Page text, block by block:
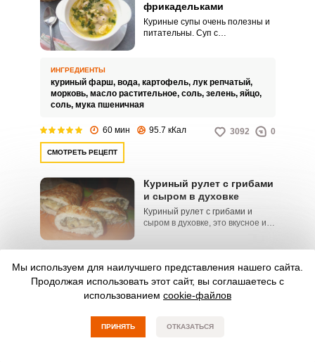
фрикадельками
Куриные супы очень полезны и
питательны. Суп с
любят не только взрослые, но и
дети.
ИНГРЕДИЕНТЫ
куриный фарш, вода, картофель, лук репчатый,
морковь, масло растительное, соль, зелень, яйцо,
соль, мука пшеничная
60 мин 95.7 кКал 3092 0
СМОТРЕТЬ РЕЦЕПТ
Куриный рулет с грибами
и сыром в духовке
Куриный рулет с грибами и
сыром в духовке, это вкусное и
употребить в семейном кругу в
качестве закуски (в холодном
виде) или в качестве
самостоятельного горячего
всегда хороший выбор. Они
вкусные, ароматные,
куриный фарш,шампиньоны свежие,
лук репчатый,болгарский перец сладкий,
масло растительное,сыр, приправа для курицы,
100 мин 225.22 кКал
Мы используем для наилучшего представления нашего сайта.
Продолжая использовать этот сайт, вы соглашаетесь с
использованием cookie-файлов
ПРИНЯТЬ ОТКАЗАТЬСЯ